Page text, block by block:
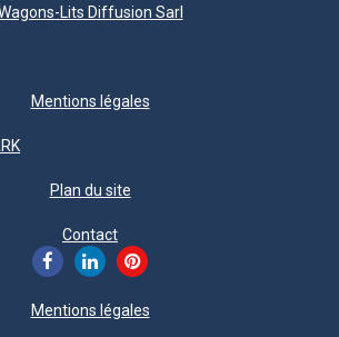
Lits Diffusion Sarl
Mentions légales
Plan du site
Contact
Mentions légales